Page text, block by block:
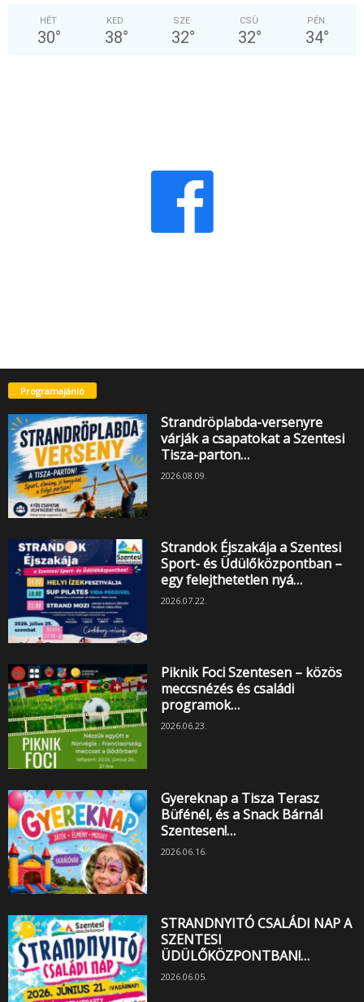
HÉT
30°
KED
38°
SZE
32°
CSÜ
32°
PÉN
34°
Programajánló
Strandröplabda-versenyre
várják a csapatokat a Szentesi
Tisza-parton…
2026.08.09.
Strandok Éjszakája a Szentesi
Sport- és Üdülőközpontban –
egy felejthetetlen nyá…
2026.07.22.
Piknik Foci Szentesen – közös
meccsnézés és családi
programok…
2026.06.23.
Gyereknap a Tisza Terasz
Büfénél, és a Snack Bárnál
Szentesen!…
2026.06.16.
STRANDNYITÓ CSALÁDI NAP A
SZENTESI
ÜDÜLŐKÖZPONTBAN!…
2026.06.05.